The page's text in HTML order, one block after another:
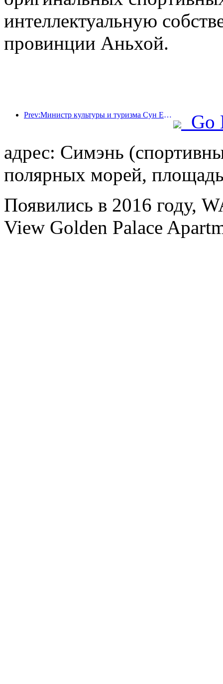
интеллектуальную
провинции Аньхой.
Prev:Министр культуры и туризма Сун Ели: Содействовать созданию мощного туристического центра и расширению предложения высококачественных туристических продуктов.
Go
адрес: Симэнь
полярных морей,
Появились в 2016 году,
View Golden Palace